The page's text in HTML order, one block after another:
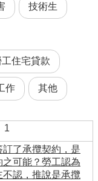
技術生
工住宅貸款
作 其他
1
了承攬契約，是
可能？勞工認為
認，推說是承攬